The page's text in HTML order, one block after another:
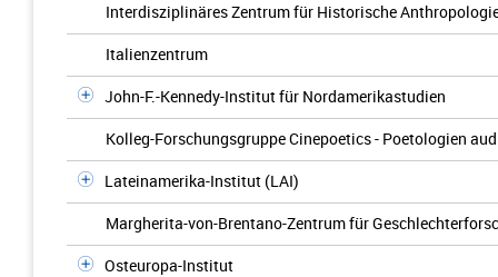
Interdisziplinäres Zentrum für Historische
Italienzentrum
John-F.-Kennedy-Institut für Nordamerikastudien
Kolleg-Forschungsgruppe Cinepoetics - Poetologien
Lateinamerika-Institut (LAI)
Margherita-von-Brentano-Zentrum für
Osteuropa-Institut